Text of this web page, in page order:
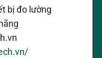
dày lớp phủ
bị đo lường